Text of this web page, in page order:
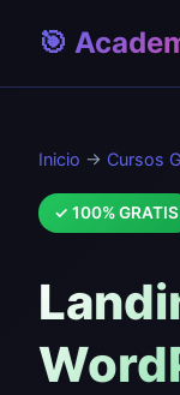
🎯
Inicio → Cursos
✓ 100% GRATIS